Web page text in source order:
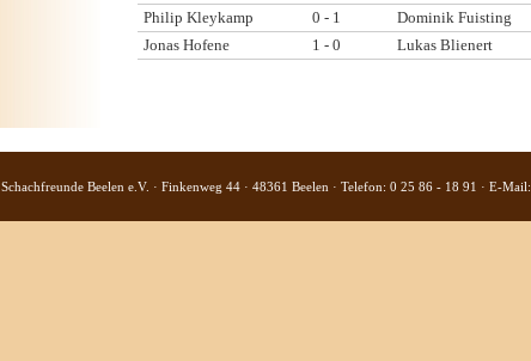
Philip Kleykamp
0 - 1
Dominik Fuisting
Jonas Hofene
1 - 0 Lukas Blienert
Schachfreunde Beelen e.V. · Finkenweg 44 · 48361 Beelen · Telefon: 0 25 86 - 18 91 · E-Mail: